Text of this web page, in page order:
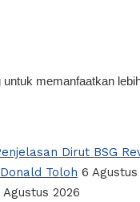
memanfaatkan
Dirut BSG
Toloh 6 Agustus
Agustus 2026